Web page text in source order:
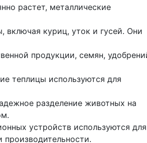
растет, металлические
включая куриц, уток и гусей. Они
продукции, семян,
теплицы используются для
разделение животных на
устройств используются для